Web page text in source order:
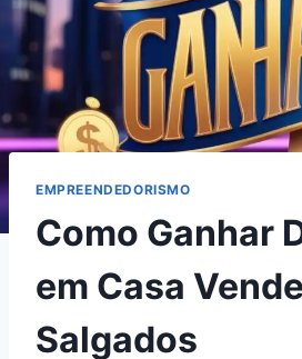
EMPREENDEDORISMO
Como Ganhar
em Casa
Salgados